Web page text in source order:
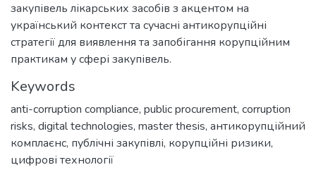
закупівель лікарських засобів з акцентом на
український контекст та сучасні антикорупційні
стратегії для виявлення та запобігання корупційним
практикам у сфері закупівель.
Keywords
anti-corruption compliance, public procurement, corruption
risks, digital technologies, master thesis, антикорупційний
комплаєнс, публічні закупівлі, корупційні ризики,
цифрові технології